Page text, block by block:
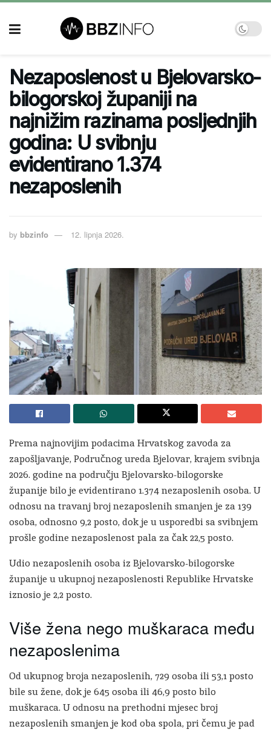
Nezaposlenost u Bjelovarsko-
bilogorskoj županiji na
najnižim razinama posljednjih
godina: U svibnju
evidentirano 1.374
nezaposlenih
by bbzinfo 12. lipnja 2026.
Prema najnovijim podacima Hrvatskog zavoda za
zapošljavanje, Područnog ureda Bjelovar, krajem svibnja
2026. godine na području Bjelovarsko-bilogorske
županije bilo je evidentirano 1.374 nezaposlenih osoba. U
odnosu na travanj broj nezaposlenih smanjen je za 139
osoba, odnosno 9,2 posto, dok je u usporedbi sa svibnjem
prošle godine nezaposlenost pala za čak 22,5 posto.
Udio nezaposlenih osoba iz Bjelovarsko-bilogorske
županije u ukupnoj nezaposlenosti Republike Hrvatske
iznosio je 2,2 posto.
Više žena nego muškaraca među
nezaposlenima
Od ukupnog broja nezaposlenih, 729 osoba ili 53,1 posto
bile su žene, dok je 645 osoba ili 46,9 posto bilo
muškaraca. U odnosu na prethodni mjesec broj
nezaposlenih smanjen je kod oba spola, pri čemu je pad